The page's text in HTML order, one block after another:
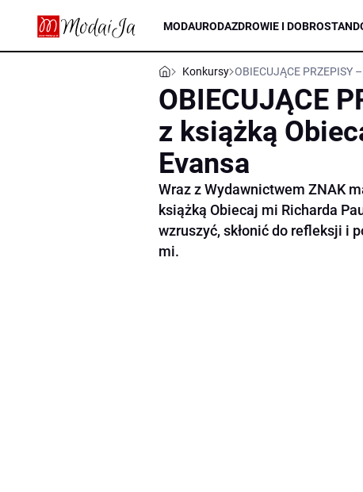
MODAURODAZDROWIE I DOBROSTAN
Konkursy OBIECUJĄCE PRZEPISY
OBIECUJĄCE
z książką
Evansa
Wraz z Wydawnictwem ZNAK
książką Obiecaj mi Richarda
wzruszyć, skłonić do refleksji i
mi.